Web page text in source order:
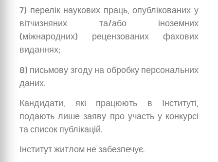
7) перелік наукових праць, опублікованих у
вітчизняних та/або іноземних
(міжнародних) рецензованих фахових
виданнях;
8) письмову згоду на обробку персональних
даних.
Кандидати, які працюють в Інституті,
подають лише заяву про участь у конкурсі
та список публікацій.
Інститут житлом не забезпечує.